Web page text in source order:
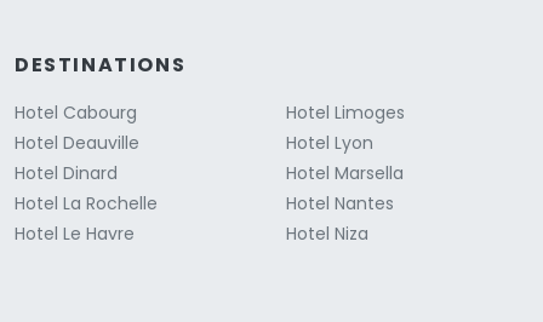
DESTINATIONS
Hotel Cabourg
Hotel Deauville
Hotel Dinard
Hotel La Rochelle
Hotel Le Havre
Hotel Limoges
Hotel Lyon
Hotel Marsella
Hotel Nantes
Hotel Niza